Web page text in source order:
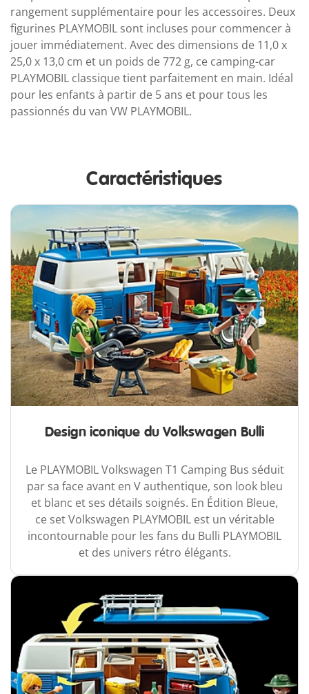
rangement supplémentaire pour les accessoires. Deux
figurines PLAYMOBIL sont incluses pour commencer à
jouer immédiatement. Avec des dimensions de 11,0 x
25,0 x 13,0 cm et un poids de 772 g, ce camping-car
PLAYMOBIL classique tient parfaitement en main. Idéal
pour les enfants à partir de 5 ans et pour tous les
passionnés du van VW PLAYMOBIL.
Caractéristiques
Design iconique du Volkswagen Bulli
Le PLAYMOBIL Volkswagen T1 Camping Bus séduit
par sa face avant en V authentique, son look bleu
et blanc et ses détails soignés. En Édition Bleue,
ce set Volkswagen PLAYMOBIL est un véritable
incontournable pour les fans du Bulli PLAYMOBIL
et des univers rétro élégants.